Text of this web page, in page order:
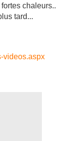
chaleurs..
tard...
videos.aspx